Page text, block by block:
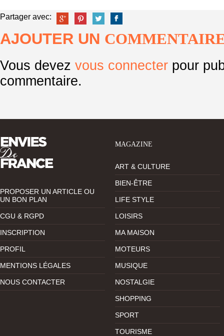
Partager avec:
AJOUTER UN
Vous devez vous connecter pour
commentaire.
PROPOSER UN ARTICLE OU
UN BON PLAN
CGU & RGPD
INSCRIPTION
PROFIL
MENTIONS LÉGALES
NOUS CONTACTER
MAGAZINE
ART & CULTURE
BIEN-ÊTRE
LIFE STYLE
LOISIRS
MA MAISON
MOTEURS
MUSIQUE
NOSTALGIE
SHOPPING
SPORT
TOURISME